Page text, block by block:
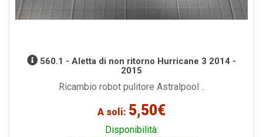
560.1 - Aletta di non ritorno Hurricane 3 2014 -
2015
Ricambio robot pulitore Astralpool ..
A soli: 5,50€
Disponibilità: